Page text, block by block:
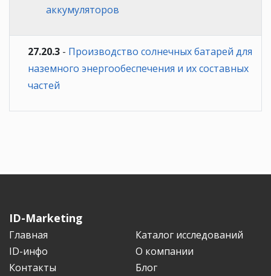
аккумуляторов
27.20.3 - Производство солнечных батарей для
наземного энергообеспечения и их составных
частей
ID-Marketing
Главная
Каталог исследований
ID-инфо
О компании
Контакты
Блог